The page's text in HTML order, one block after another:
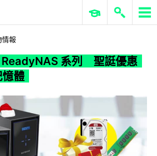
ERP 與商業 AI
情報
ReadyNAS 系列 聖誔優惠
體